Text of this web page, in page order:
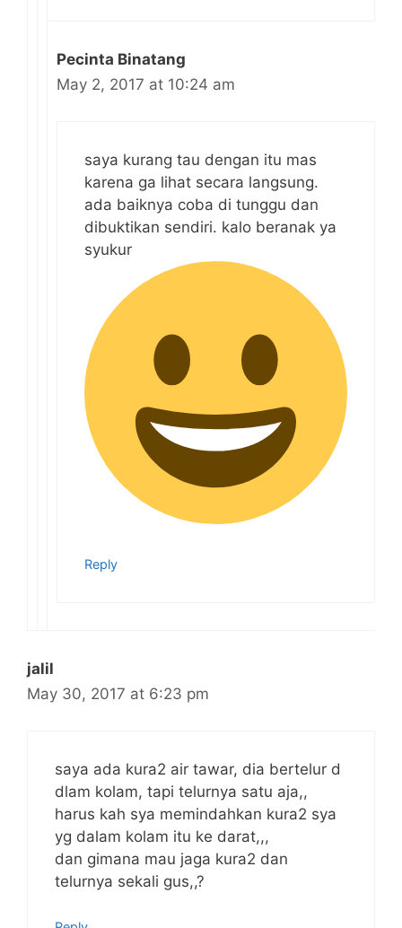
Pecinta Binatang
May 2, 2017 at 10:24 am
saya kurang tau dengan itu mas
karena ga lihat secara langsung.
ada baiknya coba di tunggu dan
dibuktikan sendiri. kalo beranak ya
syukur
Reply
jalil
May 30, 2017 at 6:23 pm
saya ada kura2 air tawar, dia bertelur d
dlam kolam, tapi telurnya satu aja,,
harus kah sya memindahkan kura2 sya
yg dalam kolam itu ke darat,,,
dan gimana mau jaga kura2 dan
telurnya sekali gus,,?